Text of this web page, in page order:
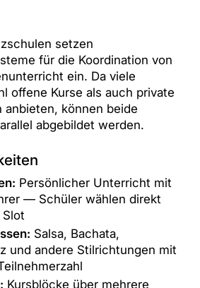
setzen
für die Koordination von
ein. Da viele
offene Kurse als auch private
können beide
abgebildet werden.
Persönlicher Unterricht mit
— Schüler wählen direkt
Salsa, Bachata,
und andere Stilrichtungen mit
Kursblöcke über mehrere